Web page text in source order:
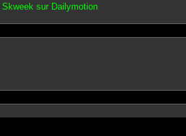
Skweek sur Dailymotion